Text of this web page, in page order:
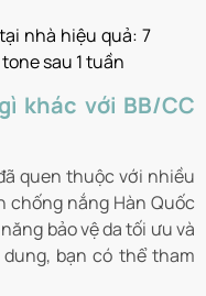
nhà hiệu quả: 7
sau 1 tuần
khác với BB/CC
quen thuộc với nhiều
chống nắng Hàn Quốc
bảo vệ da tối ưu và
bạn có thể tham